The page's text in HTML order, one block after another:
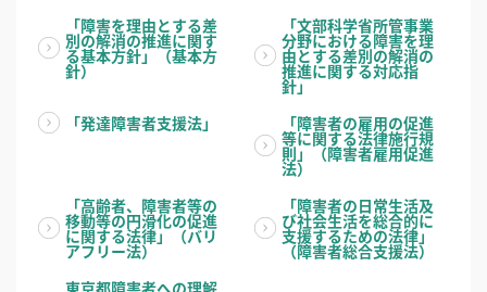
「障害を理由とする差
別の解消の推進に関す
る基本方針」（基本方
針）
「文部科学省所管事業
分野における障害を理
由とする差別の解消の
推進に関する対応指
針」
「発達障害者支援法」
「障害者の雇用の促進
等に関する法律施行規
則」（障害者雇用促進
法）
「高齢者、障害者等の
移動等の円滑化の促進
に関する法律」（バリ
アフリー法）
「障害者の日常生活及
び社会生活を総合的に
支援するための法律」
（障害者総合支援法）
東京都障害者への理解